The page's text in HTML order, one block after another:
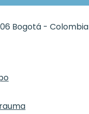
Bogotá - Colombia